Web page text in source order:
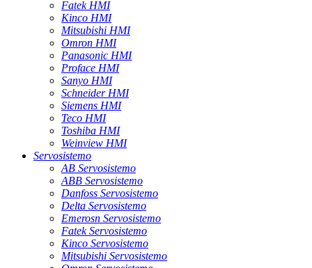
Fatek HMI
Kinco HMI
Mitsubishi HMI
Omron HMI
Panasonic HMI
Proface HMI
Sanyo HMI
Schneider HMI
Siemens HMI
Teco HMI
Toshiba HMI
Weinview HMI
Servosistemo
AB Servosistemo
ABB Servosistemo
Danfoss Servosistemo
Delta Servosistemo
Emerosn Servosistemo
Fatek Servosistemo
Kinco Servosistemo
Mitsubishi Servosistemo